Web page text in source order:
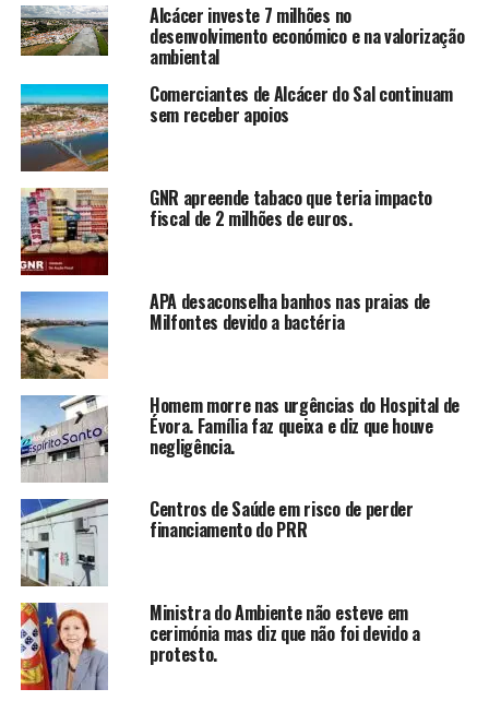
Alcácer investe 7 milhões no
desenvolvimento económico e na valorização
ambiental
Comerciantes de Alcácer do Sal continuam
sem receber apoios
GNR apreende tabaco que teria impacto
fiscal de 2 milhões de euros.
APA desaconselha banhos nas praias de
Milfontes devido a bactéria
Homem morre nas urgências do Hospital de
Évora. Família faz queixa e diz que houve
negligência.
Centros de Saúde em risco de perder
financiamento do PRR
Ministra do Ambiente não esteve em
cerimónia mas diz que não foi devido a
protesto.